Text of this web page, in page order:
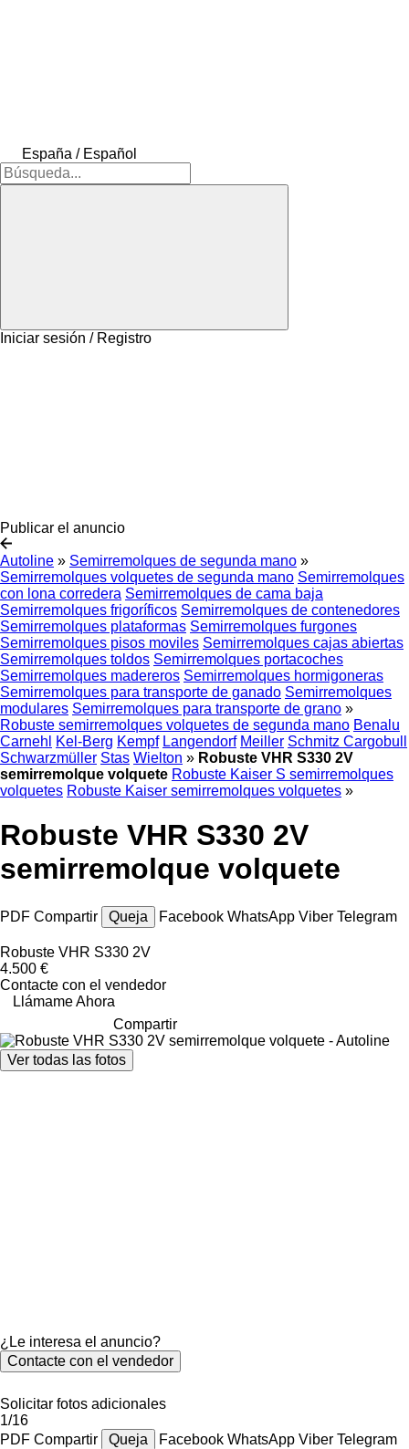
España / Español
Iniciar sesión / Registro
Publicar el anuncio
Autoline » Semirremolques de segunda mano »
Semirremolques volquetes de segunda mano Semirremolques
con lona corredera Semirremolques de cama baja
Semirremolques frigoríficos Semirremolques de contenedores
Semirremolques plataformas Semirremolques furgones
Semirremolques pisos moviles Semirremolques cajas abiertas
Semirremolques toldos Semirremolques portacoches
Semirremolques madereros Semirremolques hormigoneras
Semirremolques para transporte de ganado Semirremolques
modulares Semirremolques para transporte de grano »
Robuste semirremolques volquetes de segunda mano Benalu
Carnehl
Kel-Berg Kempf Langendorf Meiller Schmitz Cargobull
Schwarzmüller Stas Wielton » Robuste VHR S330 2V
semirremolque volquete Robuste Kaiser S semirremolques
volquetes Robuste Kaiser semirremolques volquetes »
Robuste VHR S330 2V
semirremolque volquete
PDF Compartir Queja Facebook WhatsApp Viber Telegram
Robuste VHR S330 2V
4.500 €
Contacte con el vendedor
Llámame Ahora
Compartir
Ver todas las fotos
¿Le interesa el anuncio?
Contacte con el vendedor
Solicitar fotos adicionales
1/16
PDF Compartir Queja Facebook WhatsApp Viber Telegram